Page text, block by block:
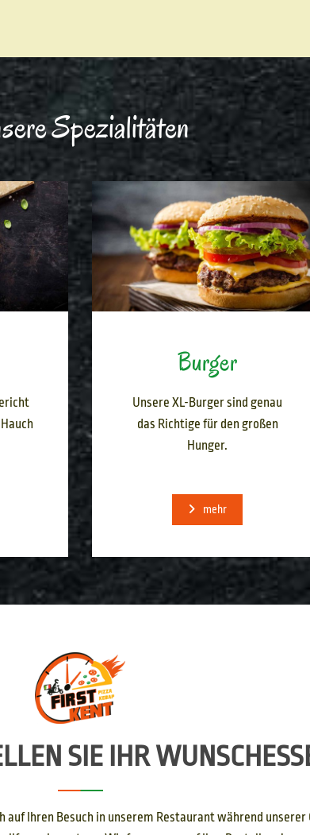
Spezialitäten
Burger
Unsere XL-Burger sind genau
das Richtige für den großen
Hunger.
mehr
SIE IHR
Ihren Besuch in unserem Restaurant während